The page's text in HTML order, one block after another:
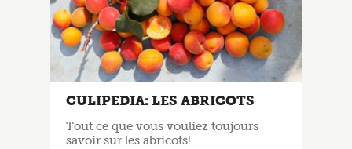
CULIPEDIA: LES ABRICOTS
Tout ce que vous vouliez toujours
savoir sur les abricots!